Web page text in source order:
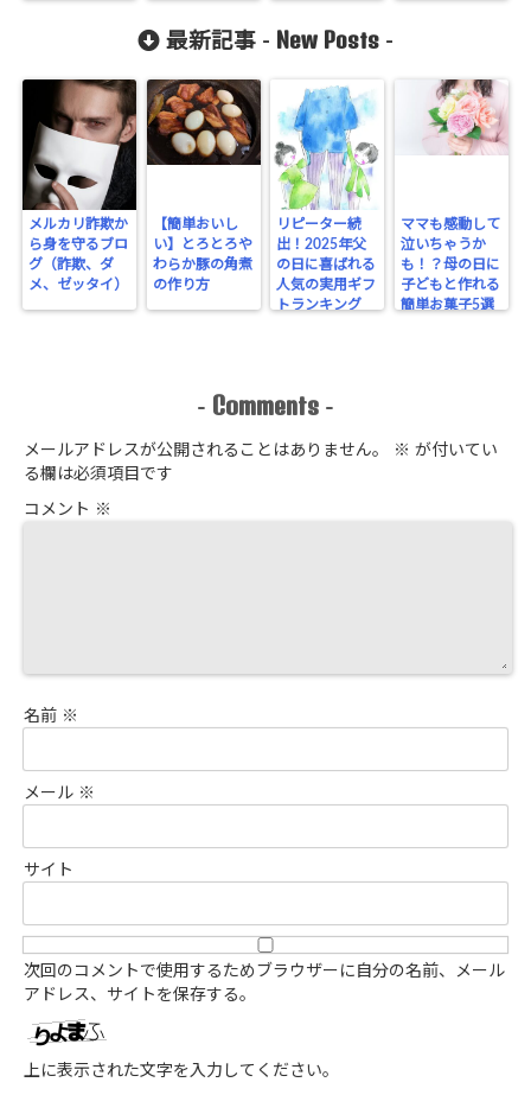
最新記事 - New Posts -
メルカリ詐欺か
ら身を守るブロ
グ（詐欺、ダ
メ、ゼッタイ）
【簡単おいし
い】とろとろや
わらか豚の角煮
の作り方
リピーター続
出！2025年父
の日に喜ばれる
人気の実用ギフ
トランキング
ママも感動して
泣いちゃうか
も！？母の日に
子どもと作れる
簡単お菓子5選
- Comments -
メールアドレスが公開されることはありません。 ※ が付いてい
る欄は必須項目です
コメント ※
名前 ※
メール ※
サイト
次回のコメントで使用するためブラウザーに自分の名前、メール
アドレス、サイトを保存する。
上に表示された文字を入力してください。